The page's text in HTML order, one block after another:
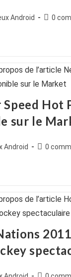
Android
0
Speed Hot
sur le
Android
0